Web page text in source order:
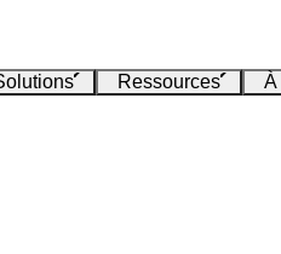
Ressources À